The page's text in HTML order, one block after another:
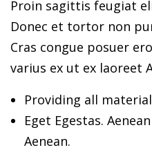
Proin sagittis feugiat
Donec et tortor non
Cras congue posuer
varius ex ut ex laoreet
Providing all
Eget Egestas.
Aenean.